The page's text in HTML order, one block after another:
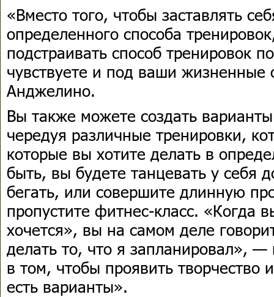
«Вместо того, чтобы заставлять
определенного способа
подстраивать способ тренировок
чувствуете и под ваши жизненные
Анджелино.
Вы также можете создать
чередуя различные тренировки,
которые вы хотите делать в
быть, вы будете танцевать у себя
бегать, или совершите длинную
пропустите фитнес-класс. «Когда
хочется», вы на самом деле
делать то, что я запланировал», —
в том, чтобы проявить творчество
есть варианты».